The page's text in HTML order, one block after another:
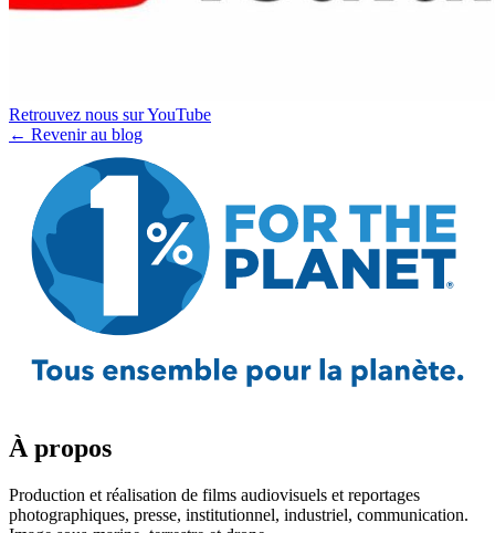
Retrouvez nous sur YouTube
← Revenir au blog
À propos
Production et réalisation de films audiovisuels et reportages
photographiques, presse, institutionnel, industriel, communication.